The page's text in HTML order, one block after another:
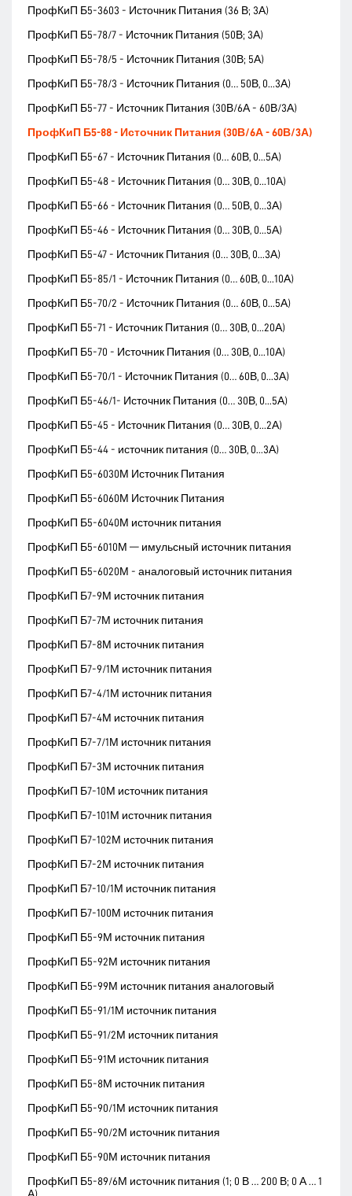
ПрофКиП Б5-3603 - Источник Питания (36 В; 3А)
ПрофКиП Б5-78/7 - Источник Питания (50В; 3А)
ПрофКиП Б5-78/5 - Источник Питания (30В; 5А)
ПрофКиП Б5-78/3 - Источник Питания (0… 50В, 0...3А)
ПрофКиП Б5-77 - Источник Питания (30В/6А - 60В/3А)
ПрофКиП Б5-88 - Источник Питания (30В/6А - 60В/3А)
ПрофКиП Б5-67 - Источник Питания (0… 60В, 0...5А)
ПрофКиП Б5-48 - Источник Питания (0… 30В, 0...10А)
ПрофКиП Б5-66 - Источник Питания (0… 50В, 0...3А)
ПрофКиП Б5-46 - Источник Питания (0… 30В, 0...5А)
ПрофКиП Б5-47 - Источник Питания (0… 30В, 0...3А)
ПрофКиП Б5-85/1 - Источник Питания (0… 60В, 0...10А)
ПрофКиП Б5-70/2 - Источник Питания (0… 60В, 0...5А)
ПрофКиП Б5-71 - Источник Питания (0… 30В, 0...20А)
ПрофКиП Б5-70 - Источник Питания (0… 30В, 0...10А)
ПрофКиП Б5-70/1 - Источник Питания (0… 60В, 0...3А)
ПрофКиП Б5-46/1- Источник Питания (0… 30В, 0...5А)
ПрофКиП Б5-45 - Источник Питания (0… 30В, 0...2А)
ПрофКиП Б5-44 - источник питания (0… 30В, 0...3А)
ПрофКиП Б5-6030М Источник Питания
ПрофКиП Б5-6060М Источник Питания
ПрофКиП Б5-6040М источник питания
ПрофКиП Б5-6010М — имульсный источник питания
ПрофКиП Б5-6020М - аналоговый источник питания
ПрофКиП Б7-9М источник питания
ПрофКиП Б7-7М источник питания
ПрофКиП Б7-8М источник питания
ПрофКиП Б7-9/1М источник питания
ПрофКиП Б7-4/1М источник питания
ПрофКиП Б7-4М источник питания
ПрофКиП Б7-7/1М источник питания
ПрофКиП Б7-3М источник питания
ПрофКиП Б7-10М источник питания
ПрофКиП Б7-101М источник питания
ПрофКиП Б7-102М источник питания
ПрофКиП Б7-2М источник питания
ПрофКиП Б7-10/1М источник питания
ПрофКиП Б7-100М источник питания
ПрофКиП Б5-9М источник питания
ПрофКиП Б5-92М источник питания
ПрофКиП Б5-99М источник питания аналоговый
ПрофКиП Б5-91/1М источник питания
ПрофКиП Б5-91/2М источник питания
ПрофКиП Б5-91М источник питания
ПрофКиП Б5-8М источник питания
ПрофКиП Б5-90/1М источник питания
ПрофКиП Б5-90/2М источник питания
ПрофКиП Б5-90М источник питания
ПрофКиП Б5-89/6М источник питания (1; 0 В … 200 В; 0 А … 1
А)